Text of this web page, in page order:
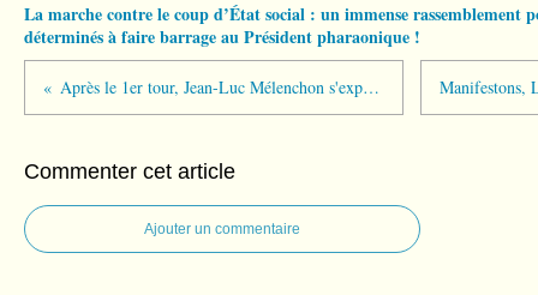
La marche contre le coup d’État social : un immense rassemblement
déterminés à faire barrage au Président pharaonique !
Après le 1er tour, Jean-Luc Mélenchon s'explique sur son site youtube
Commenter cet article
Ajouter un commentaire